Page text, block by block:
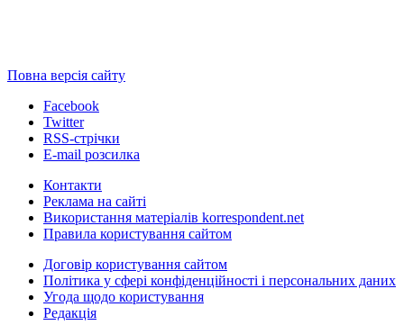
Повна версія сайту
Facebook
Twitter
RSS-стрічки
E-mail розсилка
Контакти
Реклама на сайті
Використання матеріалів korrespondent.net
Правила користування сайтом
Договір користування сайтом
Політика у сфері конфіденційності і персональних даних
Угода щодо користування
Редакція